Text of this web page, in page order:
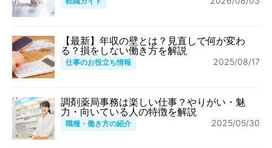
【最新】年収の壁とは？見直しで何が変わ
る？損をしない働き方を解説
仕事のお役立ち情報 2025/08/17
調剤薬局事務は楽しい仕事？やりがい・魅
力・向いている人の特徴を解説
職種・働き方の紹介 2025/05/30